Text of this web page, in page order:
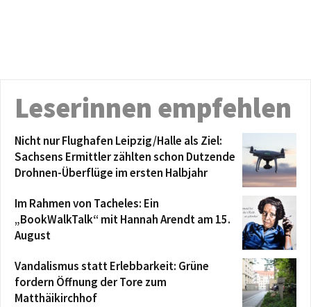
Leserinnen empfehlen
Nicht nur Flughafen Leipzig/Halle als Ziel:
Sachsens Ermittler zählten schon Dutzende
Drohnen-Überflüge im ersten Halbjahr
Im Rahmen von Tacheles: Ein
„BookWalkTalk“ mit Hannah Arendt am 15.
August
Vandalismus statt Erlebbarkeit: Grüne
fordern Öffnung der Tore zum
Matthäikirchhof